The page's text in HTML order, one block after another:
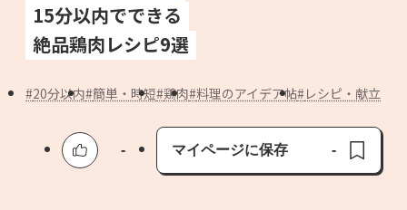
よくあるお問い合わせ
お買い物
AJINOMOTO PARK とは
15分以内でできる
絶品鶏肉レシピ9選
20分以内 簡単・時短 鶏肉 料理のアイデア帖 レシピ・献立
-
マイページに保存
保存済み
-